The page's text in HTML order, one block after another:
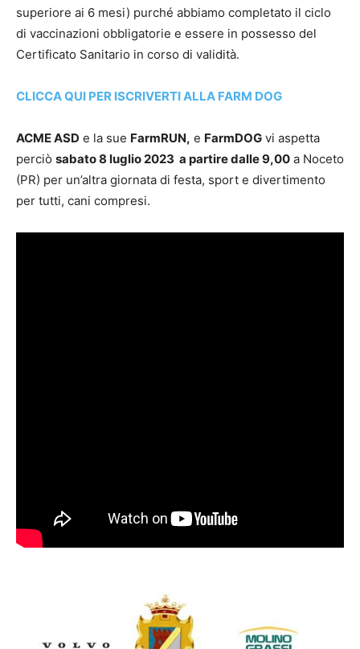
superiore ai 6 mesi) purché abbiamo completato il ciclo
di vaccinazioni obbligatorie e essere in possesso del
Certificato Sanitario in corso di validità.
CLICCA QUI PER ISCRIVERTI ALLA FARM DOG
ACME ASD e la sue FarmRUN, e FarmDOG vi aspetta
perciò sabato 8 luglio 2023 a partire dalle 9,00 a Noceto
(PR) per un’altra giornata di festa, sport e divertimento
per tutti, cani compresi.